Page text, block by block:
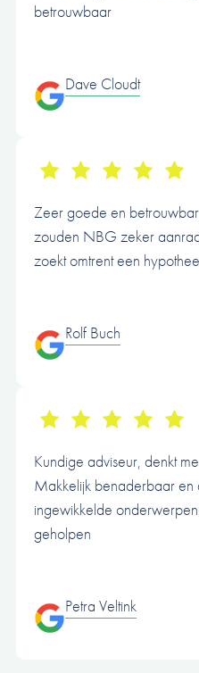
betrouwbaar
Dave Cloudt
Zeer goede en
zouden NBG zeker
zoekt omtrent een
Rolf Buch
Kundige adviseur, denkt
Makkelijk benaderbaar en
ingewikkelde
geholpen
Petra Veltink